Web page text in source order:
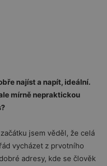
najíst a napít, ideální.
mírně nepraktickou
jsem věděl, že celá
vycházet z prvotního
adresy, kde se člověk